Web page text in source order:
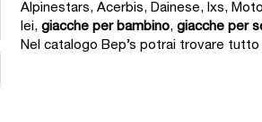
Alpinestars, Acerbis, Dainese, Ixs,
lei, giacche per bambino, giacche per
Nel catalogo Bep’s potrai trovare